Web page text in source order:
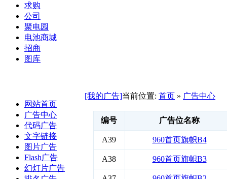
求购
公司
聚电园
电池商城
招商
图库
网站首页
广告中心
代码广告
文字链接
图片广告
Flash广告
幻灯片广告
[我的广告]当前位置: 首页 » 广告中心
编号 广告位名称
A39 960首页旗帜B4
A38 960首页旗帜B3